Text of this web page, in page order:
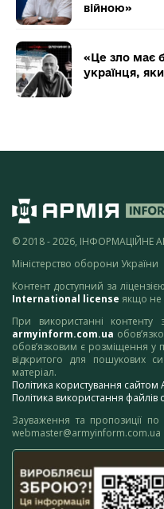
війною»
«Це зло має
українця,
© 2018 - 2026, ІНФОРМАЦІЙНЕ
Міністерство оборони України
Контент доступний за ліцензією
International license якщо не
При використанні
armyinform.com.ua
обов’язковим є розміщення у
відкритого для пошукових
матеріал.
Політика користування сайтом
Політика використання файлів
Зауваження та пропозиції
webmaster@armyinform.com.ua